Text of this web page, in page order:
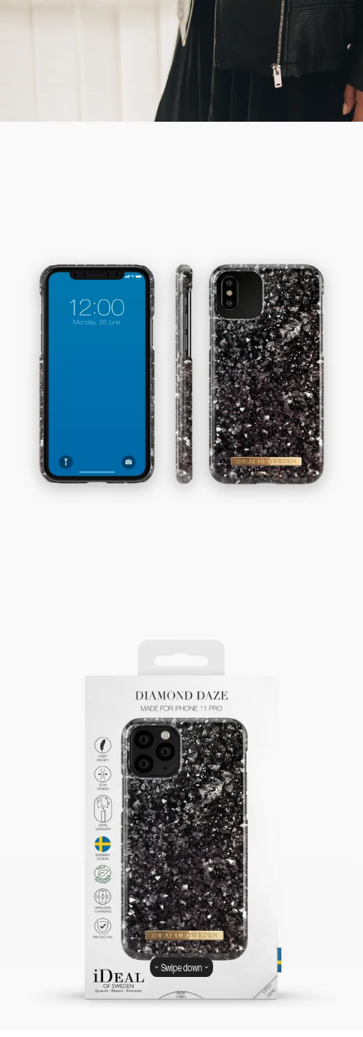
Swipe down